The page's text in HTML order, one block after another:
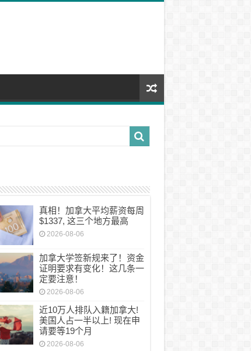
真相！加拿大平均薪资每周
$1337, 这三个地方最高
2026-08-06
加拿大学签新规来了！资金
证明要求有变化！这几条一
定要注意！
2026-08-06
近10万人排队入籍加拿大!
美国人占一半以上! 现在申
请要等19个月
2026-08-06